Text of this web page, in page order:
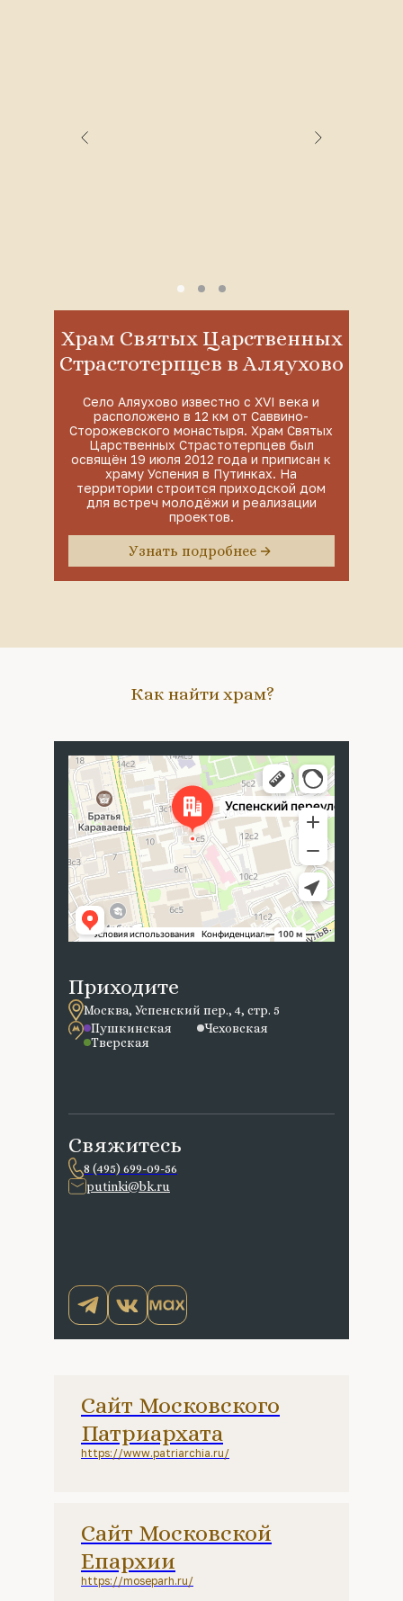
Храм Святых Царственных
Страстотерпцев в Аляухово
Село Аляухово известно с XVI века и
расположено в 12 км от Саввино-
Сторожевского монастыря. Храм Святых
Царственных Страстотерпцев был
освящён 19 июля 2012 года и приписан к
храму Успения в Путинках. На
территории строится приходской дом
для встреч молодёжи и реализации
проектов.
Узнать подробнее
Свяжитесь
8 (495) 699-09-56
putinki@bk.ru
Приходите
Москва, Успенский пер., 4, стр. 5
Пушкинская
Чеховская
Тверская
Как найти храм?
Москва
Успенский переулок, 4с5 — Яндекс Карты
Сайт Московской
Епархии
https://moseparh.ru/
Сайт Московского
Патриархата
https://www.patriarchia.ru/